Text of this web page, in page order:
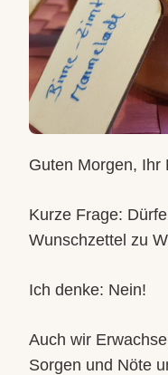
Guten Morgen, Ihr
Kurze Frage:
Wunschzettel zu
Ich denke: Nein!
Auch wir
Sorgen und Nöte